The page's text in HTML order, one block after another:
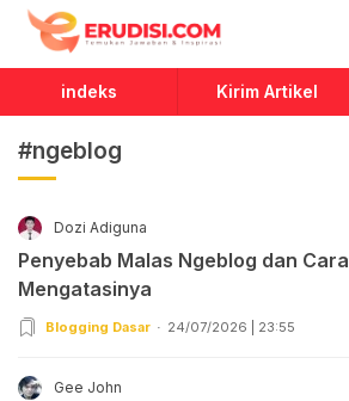
Erudisi
Temukan Jawaban dan Inspirasi
indeks Kirim Artikel
#ngeblog
Dozi Adiguna
Penyebab Malas Ngeblog dan Cara
Mengatasinya
Blogging Dasar 24/07/2026 | 23:55
Gee John